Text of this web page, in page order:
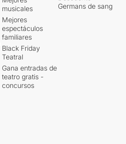
musicales
Mejores
espectáculos
familiares
Black Friday
Teatral
Gana entradas de
teatro gratis -
concursos
Germans de sang